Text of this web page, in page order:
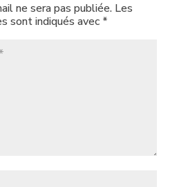
ne sera pas publiée. Les
sont indiqués avec *